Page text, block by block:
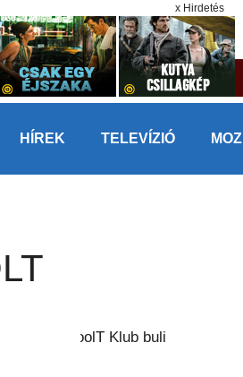
x Hirdetés
HÍREK TELEVÍZIÓ MOZI